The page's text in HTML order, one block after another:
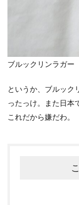
ブルックリンラガー
というか、ブルック
ったっけ。また日本
これだから嫌だわ。